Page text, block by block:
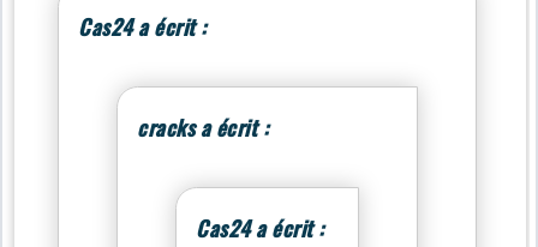
Cas24 a écrit :
cracks a écrit :
Cas24 a écrit :